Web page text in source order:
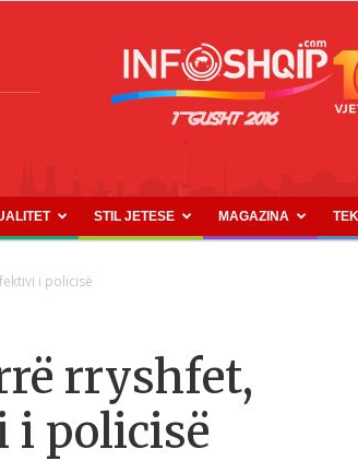
STIL JETESE MAGAZINA
i policisë
rryshfet,
i policisë